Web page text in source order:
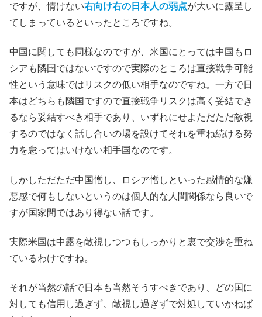
ですが、情けない右向け右の日本人の弱点が大いに露呈し
てしまっているといったところですね。
中国に関しても同様なのですが、米国にとっては中国もロ
シアも隣国ではないですので実際のところは直接戦争可能
性という意味ではリスクの低い相手なのですね。一方で日
本はどちらも隣国ですので直接戦争リスクは高く妥結でき
るなら妥結すべき相手であり、いずれにせよただただ敵視
するのではなく話し合いの場を設けてそれを重ね続ける努
力を怠ってはいけない相手国なのです。
しかしただただ中国憎し、ロシア憎しといった感情的な嫌
悪感で何もしないというのは個人的な人間関係なら良いで
すが国家間ではあり得ない話です。
実際米国は中露を敵視しつつもしっかりと裏で交渉を重ね
ているわけですね。
それが当然の話で日本も当然そうすべきであり、どの国に
対しても信用し過ぎず、敵視し過ぎずで対処していかねば